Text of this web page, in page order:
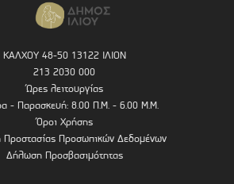
ΚΑΛΧΟΥ 48-50 13122 ΙΛΙΟΝ
213 2030 000
Ώρες λειτουργίας
- Παρασκευή: 8.00 Π.Μ. - 6.00 Μ.Μ.
Όροι Χρήσης
Προστασίας Προσωπικών Δεδομένων
Δήλωση Προσβασιμότητας